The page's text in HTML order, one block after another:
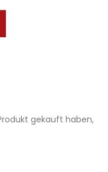
gekauft haben,